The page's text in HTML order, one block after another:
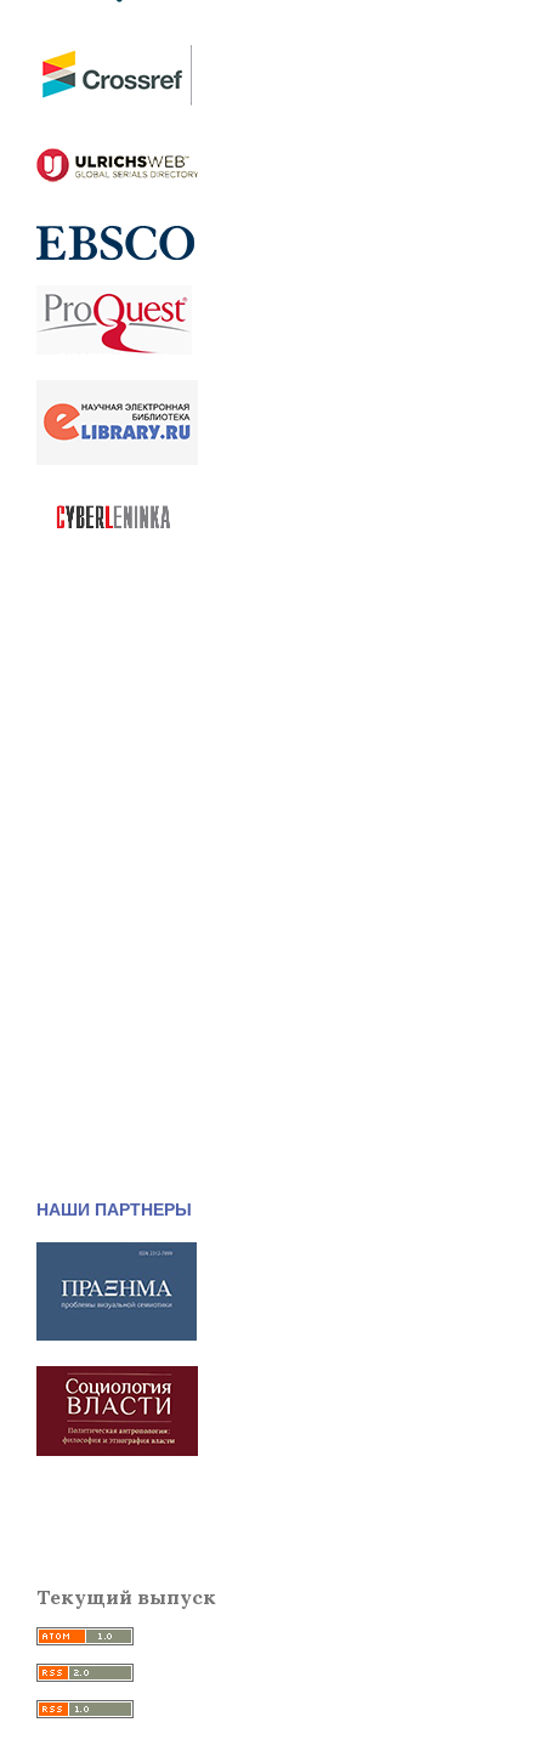
НАШИ ПАРТНЕРЫ
Текущий выпуск